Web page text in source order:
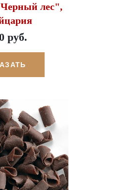
лес",
руб.